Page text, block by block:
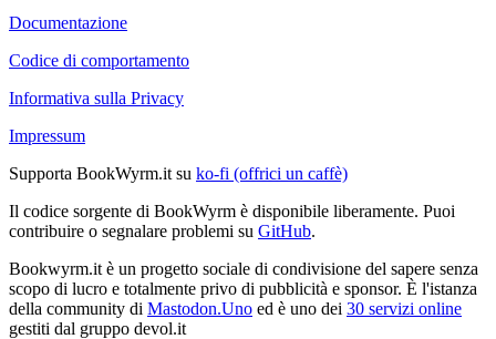
Documentazione
Codice di comportamento
Informativa sulla Privacy
Impressum
Supporta BookWyrm.it su ko-fi (offrici un caffè)
Il codice sorgente di BookWyrm è disponibile liberamente. Puoi
contribuire o segnalare problemi su GitHub.
Bookwyrm.it è un progetto sociale di condivisione del sapere senza
scopo di lucro e totalmente privo di pubblicità e sponsor. È l'istanza
della community di Mastodon.Uno ed è uno dei 30 servizi online
gestiti dal gruppo devol.it